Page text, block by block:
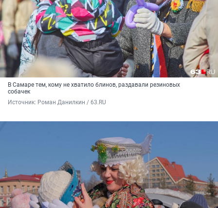
В Самаре тем, кому не хватило блинов, раздавали резиновых
собачек
Источник: Роман Данилкин / 63.RU